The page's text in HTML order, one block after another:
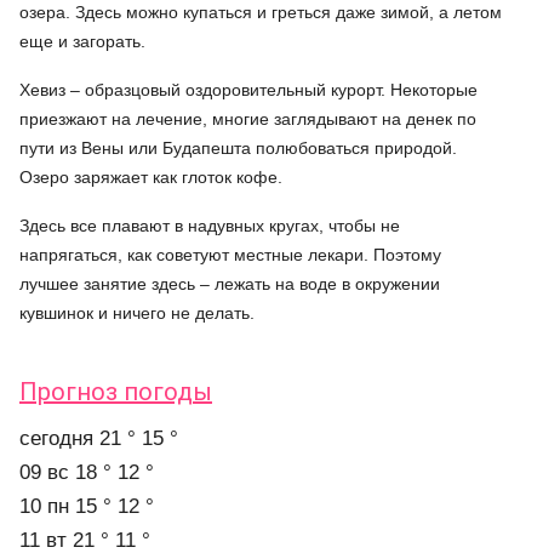
озера. Здесь можно купаться и греться даже зимой, а летом
еще и загорать.
Хевиз – образцовый оздоровительный курорт. Некоторые
приезжают на лечение, многие заглядывают на денек по
пути из Вены или Будапешта полюбоваться природой.
Озеро заряжает как глоток кофе.
Здесь все плавают в надувных кругах, чтобы не
напрягаться, как советуют местные лекари. Поэтому
лучшее занятие здесь – лежать на воде в окружении
кувшинок и ничего не делать.
Прогноз погоды
cегодня 21 ° 15 °
09 вс 18 ° 12 °
10 пн 15 ° 12 °
11 вт 21 ° 11 °